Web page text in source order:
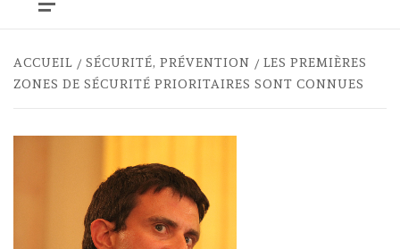
Menu
ACCUEIL SÉCURITÉ, PRÉVENTION
LES PREMIÈRES
ZONES DE SÉCURITÉ PRIORITAIRES SONT CONNUES